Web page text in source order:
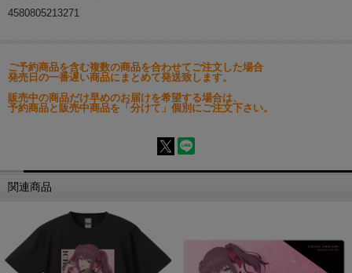
4580805213271
ご予約商品を含む複数の商品を合わせてご注文した場合
発売日の一番遅い商品にまとめて発送致します。
販売中の商品だけ早めのお届けを希望する場合は、
予約商品と販売中商品を「分けて」個別にご注文下さい。
関連商品